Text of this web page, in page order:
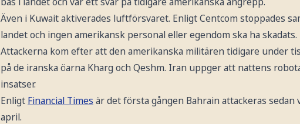
Även i Kuwait aktiverades luftförsvaret. Enligt Centcom stoppades
landet och ingen amerikansk personal eller egendom ska ha skadats.
Attackerna kom efter att den amerikanska militären tidigare under
på de iranska öarna Kharg och Qeshm. Iran uppger att nattens
insatser.
Enligt Financial Times är det första gången Bahrain attackeras sedan
april.